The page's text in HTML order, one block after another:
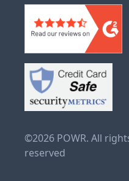
©2026 POWR. All
reserved